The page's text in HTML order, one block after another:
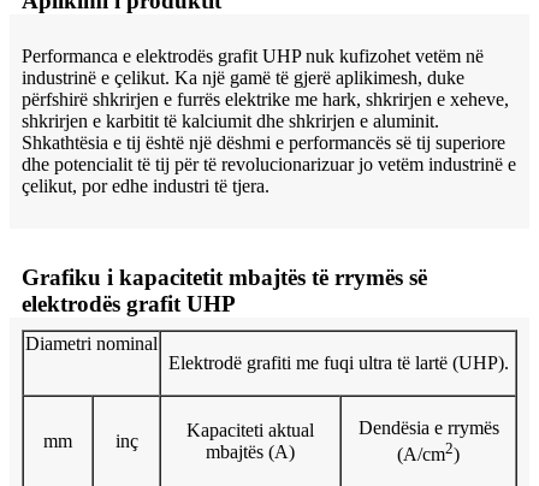
Performanca e elektrodës grafit UHP nuk kufizohet vetëm në
industrinë e çelikut. Ka një gamë të gjerë aplikimesh, duke
përfshirë shkrirjen e furrës elektrike me hark, shkrirjen e xeheve,
shkrirjen e karbitit të kalciumit dhe shkrirjen e aluminit.
Shkathtësia e tij është një dëshmi e performancës së tij superiore
dhe potencialit të tij për të revolucionarizuar jo vetëm industrinë e
çelikut, por edhe industri të tjera.
Grafiku i kapacitetit mbajtës të rrymës së
elektrodës grafit UHP
Diametri nominal
Elektrodë grafiti me fuqi ultra të lartë (UHP).
mm inç
Kapaciteti aktual
mbajtës (A)
Dendësia e rrymës
(A/cm2)